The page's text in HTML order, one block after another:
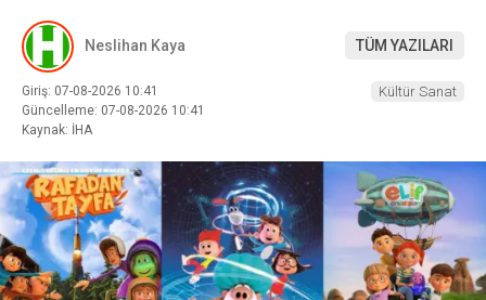
Neslihan Kaya TÜM YAZILARI
Giriş: 07-08-2026 10:41
Güncelleme: 07-08-2026 10:41
Kaynak: İHA
Kültür Sanat